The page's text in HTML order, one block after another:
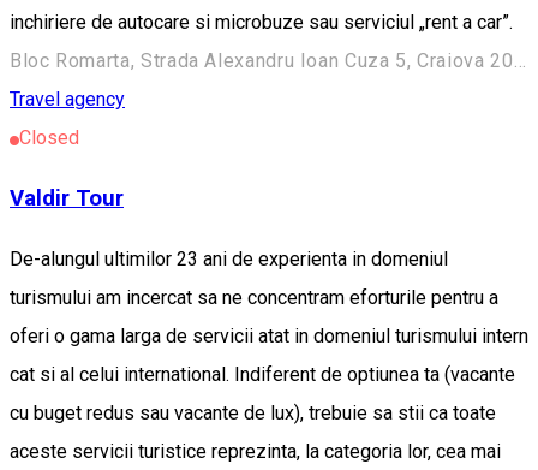
inchiriere de autocare si microbuze sau serviciul „rent a car”.
Travel agency
Closed
Valdir Tour
De-alungul ultimilor 23 ani de experienta in domeniul
turismului am incercat sa ne concentram eforturile pentru a
oferi o gama larga de servicii atat in domeniul turismului intern
cat si al celui international. Indiferent de optiunea ta (vacante
cu buget redus sau vacante de lux), trebuie sa stii ca toate
aceste servicii turistice reprezinta, la categori­a lor, cea mai